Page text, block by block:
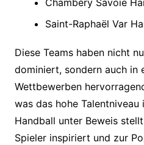
Saint-Raphaël Var
Diese Teams haben nicht
dominiert, sondern auch in
Wettbewerben
was das hohe Talentniveau
Handball unter Beweis
Spieler inspiriert und zur